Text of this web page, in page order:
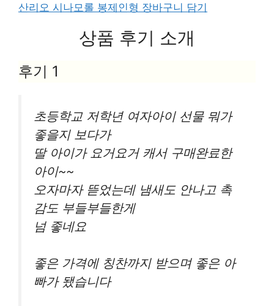
산리오 시나모롤 봉제인형 장바구니 담기
상품 후기 소개
후기 1
초등학교 저학년 여자아이 선물 뭐가
좋을지 보다가
딸 아이가 요거요거 캐서 구매완료한
아이~~
오자마자 뜯었는데 냄새도 안나고 촉
감도 부들부들한게
넘 좋네요
좋은 가격에 칭찬까지 받으며 좋은 아
빠가 됐습니다